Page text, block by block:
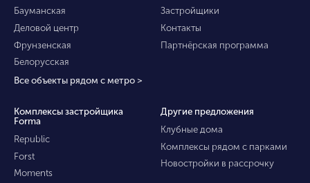
Бауманская
Деловой центр
Фрунзенская
Белорусская
Все объекты рядом с метро >
Застройщики
Контакты
Партнёрская программа
Комплексы застройщика
Forma
Republic
Forst
Moments
Другие предложения
Клубные дома
Комплексы рядом с парками
Новостройки в рассрочку